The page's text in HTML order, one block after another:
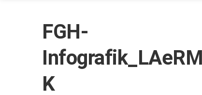
FGH-
K